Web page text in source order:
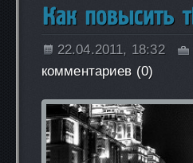
22.04.2011, 18:32
комментариев (0)